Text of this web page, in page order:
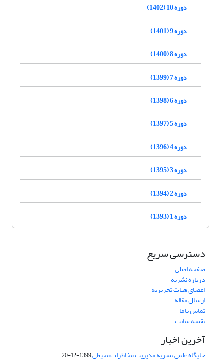
دوره 10 (1402)
دوره 9 (1401)
دوره 8 (1400)
دوره 7 (1399)
دوره 6 (1398)
دوره 5 (1397)
دوره 4 (1396)
دوره 3 (1395)
دوره 2 (1394)
دوره 1 (1393)
دسترسی سریع
صفحه اصلی
درباره نشریه
اعضای هیات تحریریه
ارسال مقاله
تماس با ما
نقشه سایت
آخرین اخبار
جایگاه علمی نشریه مدیریت مخاطرات محیطی1399-12-20